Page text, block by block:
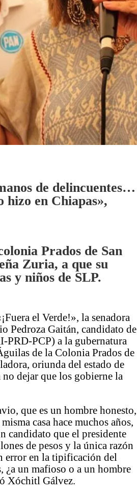
de delincuentes…
hizo en Chiapas»,
Prados de San
Zuria, a que su
y niños de SLP.
el Verde!», la senadora
Pedroza Gaitán, candidato de
PCP) a la gubernatura
de la Colonia Prados de
oriunda del estado de
dejar que los gobierne la
que es un hombre honesto,
casa hace muchos años,
candidato que el presidente
de pesos y la única razón
error en la tipificación del
¿a un mafioso o a un hombre
Xóchitl Gálvez.